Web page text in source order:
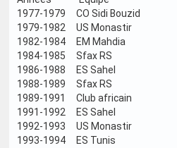
1977-1979 CO Sidi Bouzid
1979-1982 US Monastir
1982-1984 EM Mahdia
1984-1985 Sfax RS
1986-1988 ES Sahel
1988-1989 Sfax RS
1989-1991 Club africain
1991-1992 ES Sahel
1992-1993 US Monastir
1993-1994 ES Tunis